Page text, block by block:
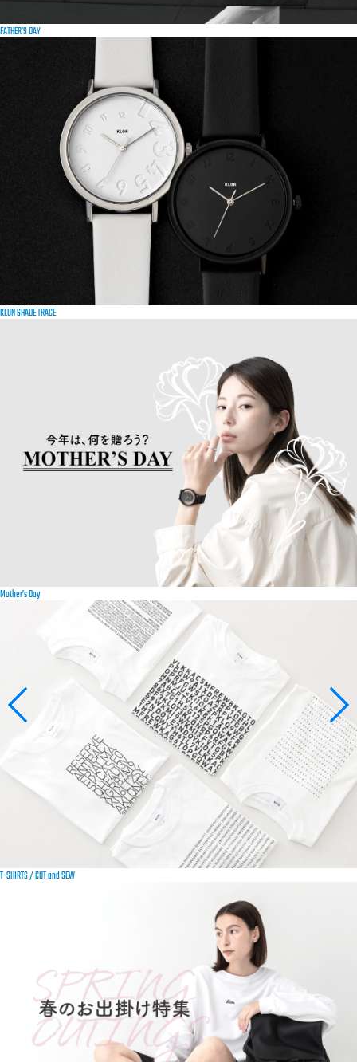
FATHER’S DAY
KLON SHADE TRACE
Mother’s Day
T-SHIRTS / CUT and SEW